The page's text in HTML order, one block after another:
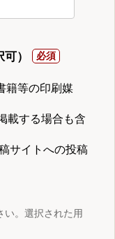
）
籍等の印刷媒
載する場合も含
サイトへの投稿
。選択された用